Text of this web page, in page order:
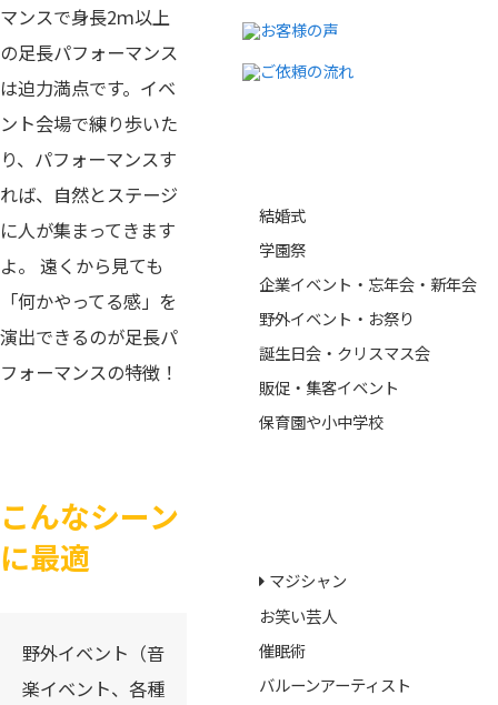
マンスで身長2ｍ以上
の足長パフォーマンス
は迫力満点です。イベ
ント会場で練り歩いた
り、パフォーマンスす
れば、自然とステージ
に人が集まってきます
よ。 遠くから見ても
「何かやってる感」を
演出できるのが足長パ
フォーマンスの特徴！
こんなシーン
に最適
野外イベント（音
楽イベント、各種
結婚式
学園祭
企業イベント・忘年会・新年会
野外イベント・お祭り
誕生日会・クリスマス会
販促・集客イベント
保育園や小中学校
マジシャン
お笑い芸人
催眠術
バルーンアーティスト